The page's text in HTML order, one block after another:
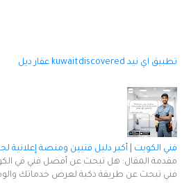
تطبيق اي نيد kuwaitdiscovered عقار ديل
فني الكويت | أكبر دليل فنيين ومنصة
مقدمة المقال: هل تبحث عن أفضل فني في
فني تبحث عن طريقة ذكية لعرض خدماتك